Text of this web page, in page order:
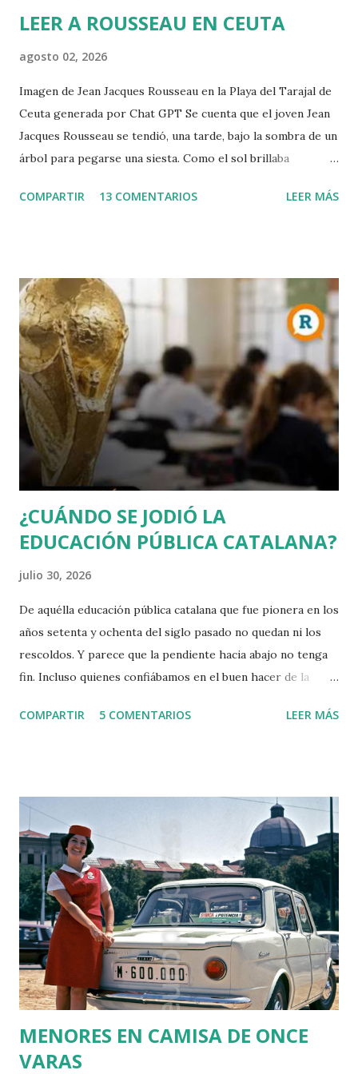
LEER A ROUSSEAU EN CEUTA
agosto 02, 2026
Imagen de Jean Jacques Rousseau en la Playa del Tarajal de
Ceuta generada por Chat GPT Se cuenta que el joven Jean
Jacques Rousseau se tendió, una tarde, bajo la sombra de un
árbol para pegarse una siesta. Como el sol brillaba
cabeza. Cuando despertó, leió el periódico que le había
pregunta: "¿Cuál es el origen de la desigualdad entre los
hombres, y si es respaldada por la ley natural?". Jean
Jacques escribió entonces el Discurso sobre el origen y los
fundamentos de la desigualdad entre los hombres , que le
convirtió enseguida en una celebrity en toda Europa. Para
Rousseau, la sociedad civil es una trampa perpetuada por
los poderosos sobre los débiles, de modo que puedan
conservar su poder y riqueza. Muchas veces creo que se
debería releer a Rousseau, sobr...
COMPARTIR 13 COMENTARIOS LEER MÁS
¿CUÁNDO SE JODIÓ LA
EDUCACIÓN PÚBLICA CATALANA?
julio 30, 2026
De aquélla educación pública catalana que fue pionera en los
años setenta y ochenta del siglo pasado no quedan ni los
rescoldos. Y parece que la pendiente hacia abajo no tenga
fin. Incluso quienes confiábamos en el buen hacer de la
Apesadumbrados y tristes no solo por las escasas mejoras
el suceso bochornoso del Informe PISA 2026 (que son las
pruebas diagnósticas que se pasan al alumnado de 4º curso
de la Educación Secundaria). El informe de la OCDE
denuncia la exención de alumnos catalanes para pasar la
prueba tan elevada: un 23,2% del alumnado de Cataluña fue
"dispensado" de hacer los exámenes. Y hay que decir que el
alumnado que debía pasarlo no era su totalidad, si no tan
solo un muestra seleccionada vete a saber como, ya que ni
esto está bien explicado. Deb...
COMPARTIR 5 COMENTARIOS LEER MÁS
MENORES EN CAMISA DE ONCE
VARAS